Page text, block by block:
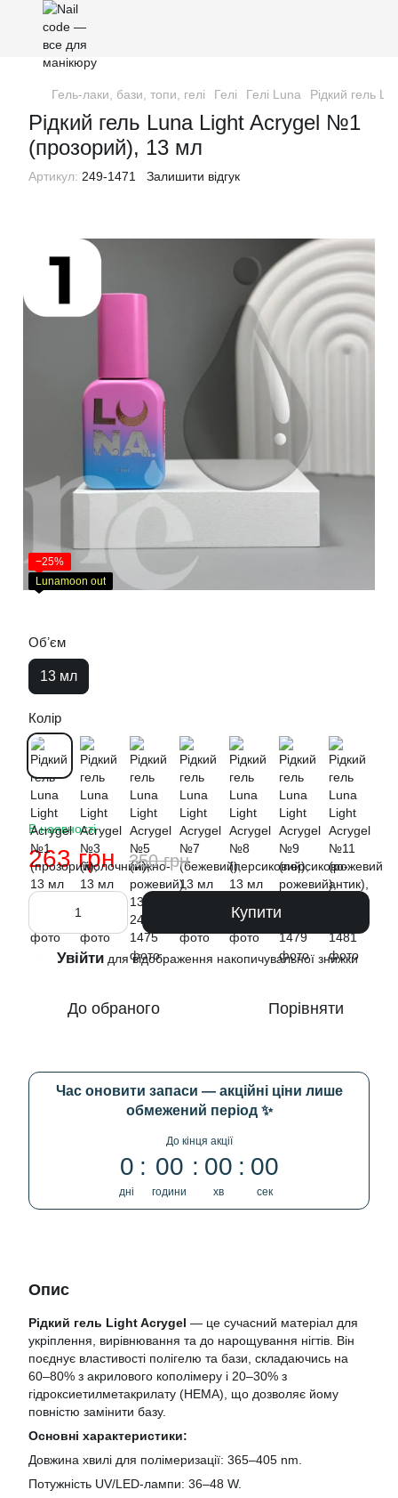
Гель-лаки, бази, топи, гелі Гелі Гелі Luna Рідкий гель
Рідкий гель Luna Light Acrygel №1
(прозорий), 13 мл
Артикул: 249-1471 Залишити відгук
−25%
Lunamoon out
Обʼєм
13 мл
Колір
В наявності
263 грн 350 грн
Купити
Увійти для відображення накопичувальної знижки
До обраного Порівняти
Час оновити запаси — акційні ціни лише
обмежений період ✨
До кінця акції
0
дні
00
години
00
хв
00
сек
Опис
Рідкий гель Light Acrygel — це сучасний матеріал для
укріплення, вирівнювання та до нарощування нігтів. Він
поєднує властивості полігелю та бази, складаючись на
60–80% з акрилового кополімеру і 20–30% з
гідроксиетилметакрилату (НЕМА), що дозволяє йому
повністю замінити базу.
Основні характеристики:
Довжина хвилі для полімеризації: 365–405 nm.
Потужність UV/LED-лампи: 36–48 W.